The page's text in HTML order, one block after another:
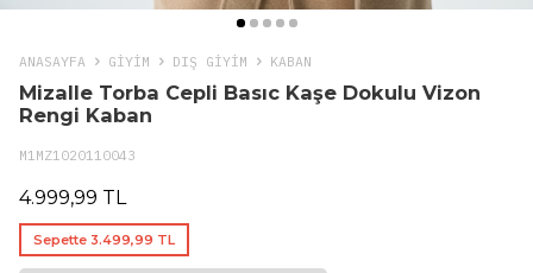
ANASAYFA GIYIM DIŞ GİYİM KABAN
Mizalle Torba Cepli Basıc Kaşe Dokulu Vizon
Rengi Kaban
M1MZ1020110043
4.999,99 TL
Sepette 3.499,99 TL